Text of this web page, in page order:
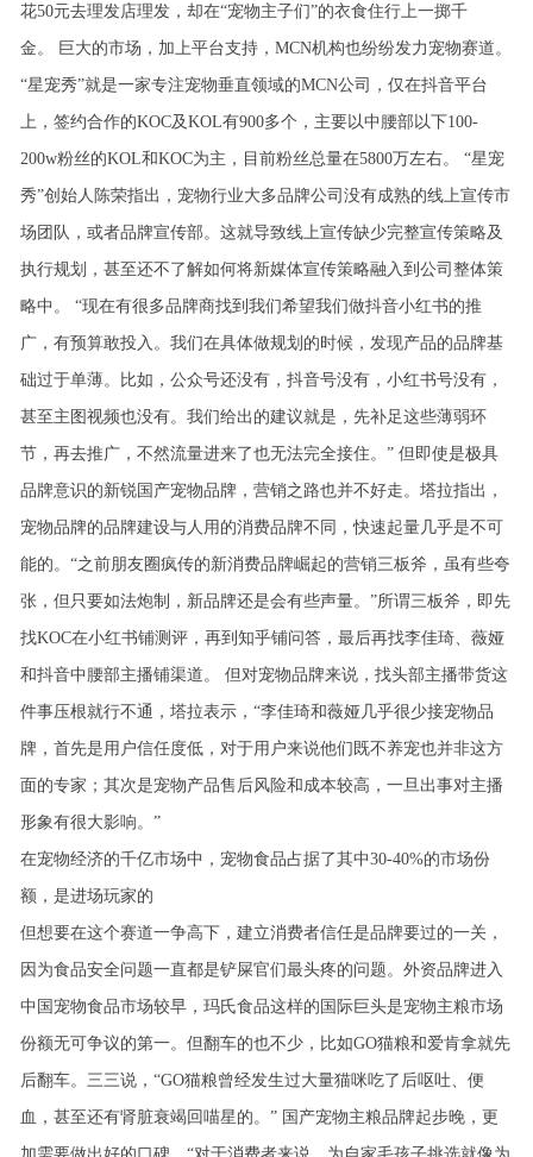
花50元去理发店理发，却在“宠物主子们”的衣食住行上一掷千
金。 巨大的市场，加上平台支持，MCN机构也纷纷发力宠物赛道。
“星宠秀”就是一家专注宠物垂直领域的MCN公司，仅在抖音平台
上，签约合作的KOC及KOL有900多个，主要以中腰部以下100-
200w粉丝的KOL和KOC为主，目前粉丝总量在5800万左右。 “星宠
秀”创始人陈荣指出，宠物行业大多品牌公司没有成熟的线上宣传市
场团队，或者品牌宣传部。这就导致线上宣传缺少完整宣传策略及
执行规划，甚至还不了解如何将新媒体宣传策略融入到公司整体策
略中。 “现在有很多品牌商找到我们希望我们做抖音小红书的推
广，有预算敢投入。我们在具体做规划的时候，发现产品的品牌基
础过于单薄。比如，公众号还没有，抖音号没有，小红书号没有，
甚至主图视频也没有。我们给出的建议就是，先补足这些薄弱环
节，再去推广，不然流量进来了也无法完全接住。” 但即使是极具
品牌意识的新锐国产宠物品牌，营销之路也并不好走。塔拉指出，
宠物品牌的品牌建设与人用的消费品牌不同，快速起量几乎是不可
能的。“之前朋友圈疯传的新消费品牌崛起的营销三板斧，虽有些夸
张，但只要如法炮制，新品牌还是会有些声量。”所谓三板斧，即先
找KOC在小红书铺测评，再到知乎铺问答，最后再找李佳琦、薇娅
和抖音中腰部主播铺渠道。 但对宠物品牌来说，找头部主播带货这
件事压根就行不通，塔拉表示，“李佳琦和薇娅几乎很少接宠物品
牌，首先是用户信任度低，对于用户来说他们既不养宠也并非这方
面的专家；其次是宠物产品售后风险和成本较高，一旦出事对主播
形象有很大影响。 ”
在宠物经济的千亿市场中，宠物食品占据了其中30-40%的市场份
额，是进场玩家的
但想要在这个赛道一争高下，建立消费者信任是品牌要过的一关，
因为食品安全问题一直都是铲屎官们最头疼的问题。外资品牌进入
中国宠物食品市场较早，玛氏食品这样的国际巨头是宠物主粮市场
份额无可争议的第一。但翻车的也不少，比如GO猫粮和爱肯拿就先
后翻车。三三说，“GO猫粮曾经发生过大量猫咪吃了后呕吐、便
血，甚至还有肾脏衰竭回喵星的。” 国产宠物主粮品牌起步晚，更